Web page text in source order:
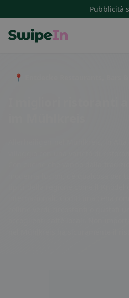
Pubblicità
📍 Entdecke Restaurants, Bars &